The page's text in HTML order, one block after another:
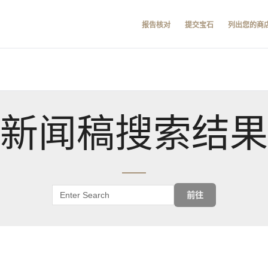
报告核对 提交宝石 列出您的商
新闻稿搜索结果
前往